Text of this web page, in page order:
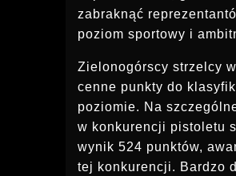
zabraknąć
poziom sportowy i
Zielonogórscy strzelcy
cenne punkty do
poziomie. Na
w konkurencji pistoletu
wynik 524 punktów,
tej konkurencji. Bardzo